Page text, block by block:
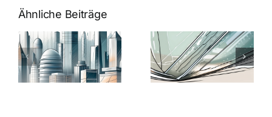
Ähnliche Beiträge
5 Gründe,
warum
Nanoversiegelung
auf Glas
7
Expertentipps
für maximale